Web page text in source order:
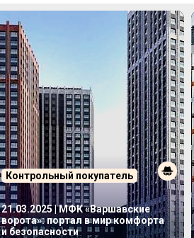
Контрольный покупатель
21.03.2025 | МФК «Варшавские
ворота»: портал в мир комфорта
и безопасности